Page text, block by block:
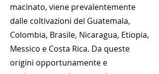
macinato, viene prevalentemente
dalle coltivazioni del Guatemala,
Colombia, Brasile, Nicaragua, Etiopia,
Messico e Costa Rica. Da queste
origini opportunamente e